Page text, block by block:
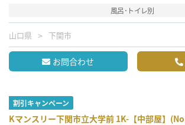
風呂･トイレ別
山口県 下関市
お問合わせ
割引キャンペーン
Kマンスリー下関市立大学前 1K-【中部屋】